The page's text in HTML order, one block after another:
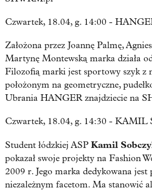
Czwartek, 18.04, g. 14:00 -
Założona przez Joannę Palmę,
Martynę Montewską marka działa
Filozofią marki jest sportowy szyk z
położonym na geometryczne,
Ubrania HANGER znajdziecie na
Czwartek, 18.04, g. 14:30 - KAMIL
Student łódzkiej ASP Kamil
pokazał swoje projekty na Fashion
2009 r. Jego marka dedykowana jest
niezależnym facetom. Ma stanowić